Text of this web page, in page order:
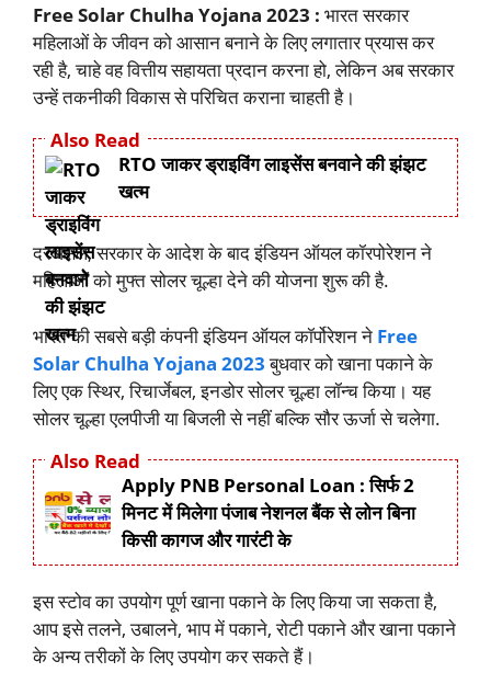
Free Solar Chulha Yojana 2023 : भारत सरकार
महिलाओं के जीवन को आसान बनाने के लिए लगातार प्रयास कर
रही है, चाहे वह वित्तीय सहायता प्रदान करना हो, लेकिन अब सरकार
उन्हें तकनीकी विकास से परिचित कराना चाहती है।
Also Read
RTO जाकर ड्राइविंग लाइसेंस बनवाने की झंझट
खत्म
दरअसल, सरकार के आदेश के बाद इंडियन ऑयल कॉरपोरेशन ने
महिलाओं को मुफ्त सोलर चूल्हा देने की योजना शुरू की है.
भारत की सबसे बड़ी कंपनी इंडियन ऑयल कॉर्पोरेशन ने Free
Solar Chulha Yojana 2023बुधवार को खाना पकाने के
लिए एक स्थिर, रिचार्जेबल, इनडोर सोलर चूल्हा लॉन्च किया। यह
सोलर चूल्हा एलपीजी या बिजली से नहीं बल्कि सौर ऊर्जा से चलेगा.
Also Read
Apply PNB Personal Loan : सिर्फ 2
मिनट में मिलेगा पंजाब नेशनल बैंक से लोन बिना
किसी कागज और गारंटी के
इस स्टोव का उपयोग पूर्ण खाना पकाने के लिए किया जा सकता है,
आप इसे तलने, उबालने, भाप में पकाने, रोटी पकाने और खाना पकाने
के अन्य तरीकों के लिए उपयोग कर सकते हैं।